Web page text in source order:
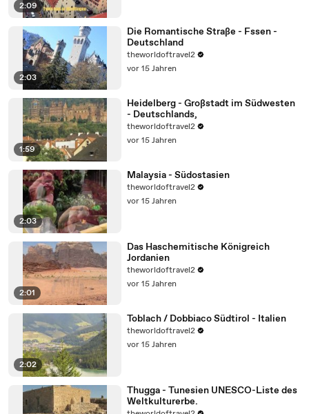
2:09
2:03
Die Romantische Straße - Fssen -
Deutschland
theworldoftravel2
vor 15 Jahren
1:59
Heidelberg - Großstadt im Südwesten
- Deutschlands,
theworldoftravel2
vor 15 Jahren
2:03
Malaysia - Südostasien
theworldoftravel2
vor 15 Jahren
2:01
Das Haschemitische Königreich
Jordanien
theworldoftravel2
vor 15 Jahren
2:02
Toblach / Dobbiaco Südtirol - Italien
theworldoftravel2
vor 15 Jahren
Thugga - Tunesien UNESCO-Liste des
Weltkulturerbe.